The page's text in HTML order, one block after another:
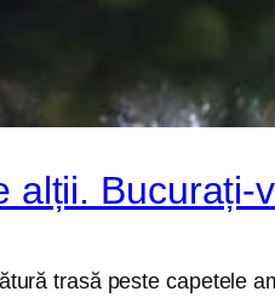
Bucurați-
trasă peste capetele